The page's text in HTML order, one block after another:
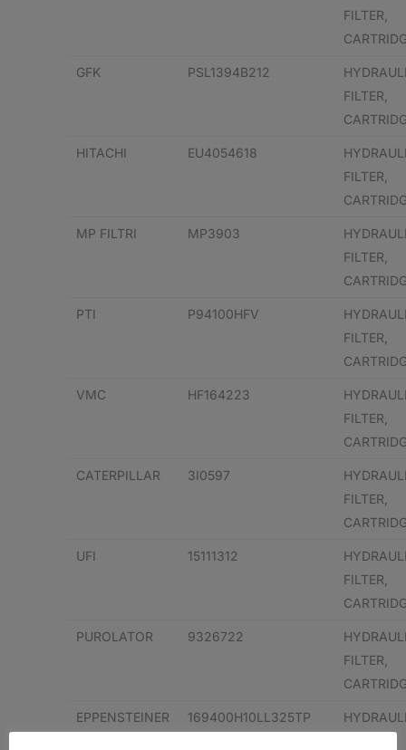
FILTER,
GFK PSL1394B212
FILTER,
HITACHI EU4054618
FILTER,
MP FILTRI MP3903
FILTER,
PTI P94100HFV
FILTER,
VMC HF164223
FILTER,
CATERPILLAR 3I0597
FILTER,
UFI 15111312
FILTER,
PUROLATOR 9326722
FILTER,
EPPENSTEINER 169400H10LL325TP